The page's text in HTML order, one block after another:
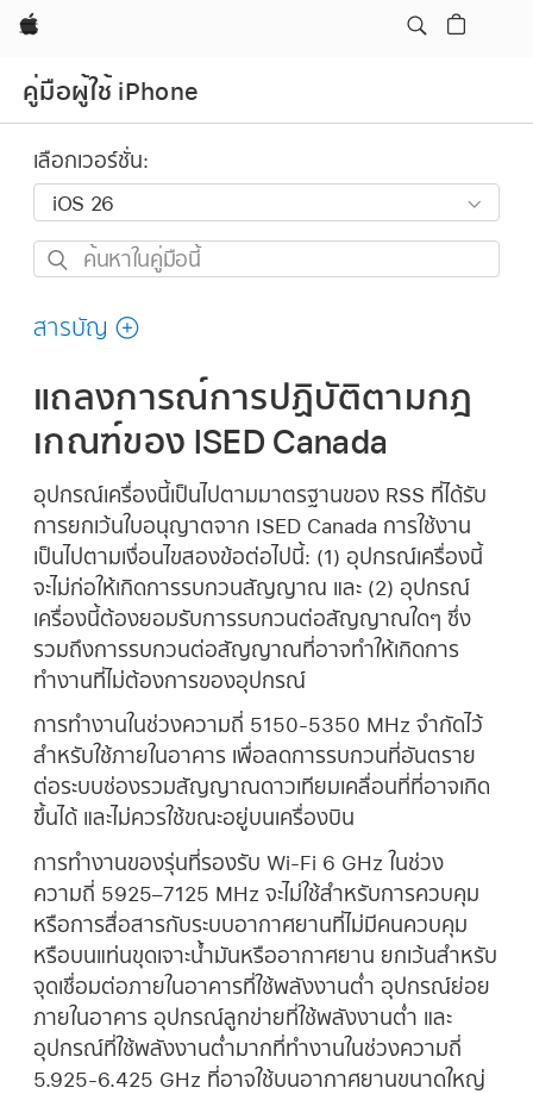
Apple
คู่มือผู้ใช้ iPhone
เลือกเวอร์ชั่น:
ค้นหา
คู่มือ
สารบัญ
แถลงการณ์การปฏิบัติตามกฎ
เกณฑ์ของ ISED Canada
อุปกรณ์เครื่องนี้เป็นไปตามมาตรฐานของ RSS ที่ได้รับ
การยกเว้นใบอนุญาตจาก ISED Canada การใช้งาน
เป็นไปตามเงื่อนไขสองข้อต่อไปนี้: (1) อุปกรณ์เครื่องนี้
จะไม่ก่อให้เกิดการรบกวนสัญญาณ และ (2) อุปกรณ์
เครื่องนี้ต้องยอมรับการรบกวนต่อสัญญาณใดๆ ซึ่ง
รวมถึงการรบกวนต่อสัญญาณที่อาจทำให้เกิดการ
ทำงานที่ไม่ต้องการของอุปกรณ์
การทำงานในช่วงความถี่ 5150-5350 MHz จำกัดไว้
สําหรับใช้ภายในอาคาร เพื่อลดการรบกวนที่อันตราย
ต่อระบบช่องรวมสัญญาณดาวเทียมเคลื่อนที่ที่อาจเกิด
ขึ้นได้ และไม่ควรใช้ขณะอยู่บนเครื่องบิน
การทำงานของรุ่นที่รองรับ Wi-Fi 6 GHz ในช่วง
ความถี่ 5925–7125 MHz จะไม่ใช้สำหรับการควบคุม
หรือการสื่อสารกับระบบอากาศยานที่ไม่มีคนควบคุม
หรือบนแท่นขุดเจาะน้ำมันหรืออากาศยาน ยกเว้นสำหรับ
จุดเชื่อมต่อภายในอาคารที่ใช้พลังงานต่ำ อุปกรณ์ย่อย
ภายในอาคาร อุปกรณ์ลูกข่ายที่ใช้พลังงานต่ำ และ
อุปกรณ์ที่ใช้พลังงานต่ำมากที่ทำงานในช่วงความถี่
5.925-6.425 GHz ที่อาจใช้บนอากาศยานขนาดใหญ่